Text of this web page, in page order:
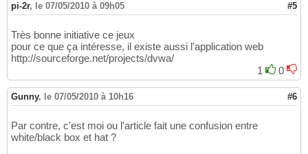
pi-2r, le 07/05/2010 à 09h05 #5
Très bonne initiative ce jeux
pour ce que ça intéresse, il existe aussi l'application web
http://sourceforge.net/projects/dvwa/
1
0
Gunny, le 07/05/2010 à 10h16 #6
Par contre, c'est moi ou l'article fait une confusion entre
white/black box et hat ?